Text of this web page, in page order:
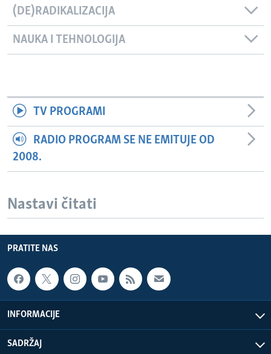
(DE)RADIKALIZACIJA
NAUKA I TEHNOLOGIJA
TV PROGRAMI
RADIO PROGRAM SE NE EMITUJE OD
2008.
Nastavi čitati
PRATITE NAS
INFORMACIJE
SADRŽAJ